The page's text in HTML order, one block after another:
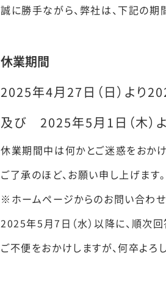
誠に勝手ながら、弊社は、下記の期
休業期間
2025年4月27日（日）より
及び 2025年5月1日（木）
休業期間中は何かとご迷惑をおかけ
ご了承のほど、お願い申し上げます。
※ホームページからのお問い合わせ
2025年5月7日（水）以降に、順次回
ご不便をおかけしますが、何卒よろ